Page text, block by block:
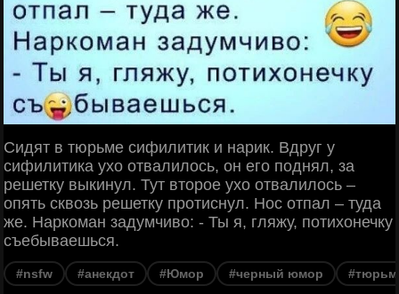
Сидят в тюрьме сифилитик и нарик. Вдруг у
сифилитика ухо отвалилось, он его поднял, за
решетку выкинул. Тут второе ухо отвалилось –
опять сквозь решетку протиснул. Нос отпал – туда
же. Наркоман задумчиво: - Ты я, гляжу, потихонечку
съебываешься.
#nsfw #анекдот #Юмор #черный юмор